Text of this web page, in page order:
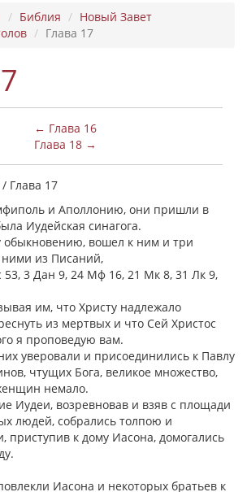
Библия
Новый Завет
Глава 17
← Глава 16
Глава 18 →
Глава 17
и Аполлонию, они пришли в
Иудейская синагога.
обыкновению, вошел к ним и три
ними из Писаний,
53, 3 Дан 9, 24 Мф 16, 21 Мк 8, 31 Лк 9,
им, что Христу надлежало
из мертвых и что Сей Христос
я проповедую вам.
уверовали и присоединились к Павлу
чтущих Бога, великое множество,
немало.
Иудеи, возревновав и взяв с площади
людей, собрались толпою и
приступив к дому Иасона, домогались
Иасона и некоторых братьев к